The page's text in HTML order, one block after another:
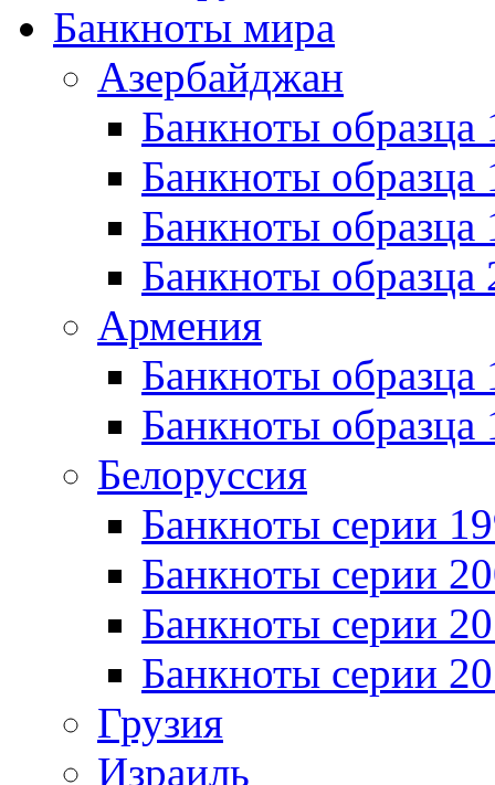
Банкноты мира
Азербайджан
Банкноты образца
Банкноты образца
Банкноты
Банкноты образца
Армения
Банкноты образца
Банкноты образца
Белоруссия
Банкноты серии
Банкноты серии
Банкноты серии
Банкноты серии
Грузия
Израиль